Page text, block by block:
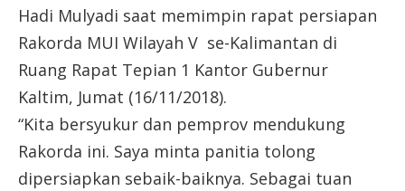
Hadi Mulyadi saat memimpin rapat persiapan
Rakorda MUI Wilayah V se-Kalimantan di
Ruang Rapat Tepian 1 Kantor Gubernur
Kaltim, Jumat (16/11/2018).
“Kita bersyukur dan pemprov mendukung
Rakorda ini. Saya minta panitia tolong
dipersiapkan sebaik-baiknya. Sebagai tuan